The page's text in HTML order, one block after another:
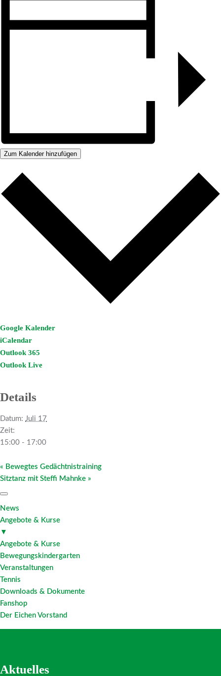
Zum Kalender hinzufügen
Google Kalender
iCalendar
Outlook 365
Outlook Live
Details
Datum: Juli 17
Zeit:
15:00 - 17:00
« Bewegtes Gedächtnistraining
Sitztanz mit Steffi Mahnke »
News
Angebote & Kurse
▼
Angebote & Kurse
Bewegungskindergarten
Veranstaltungen
Tennis
Downloads & Dokumente
Fanshop
Der Eichen Vorstand
Aktuelles